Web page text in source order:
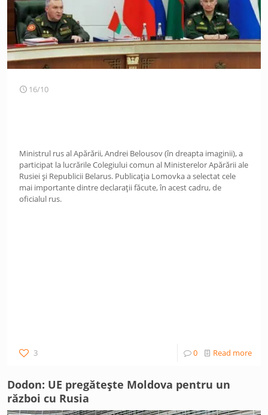
16/10
Ministrul rus al Apărării, Andrei Belousov (în dreapta imaginii), a
participat la lucrările Colegiului comun al Ministerelor Apărării ale
Rusiei și Republicii Belarus. Publicația Lomovka a selectat cele
mai importante dintre declarații făcute, în acest cadru, de
oficialul rus.
3 0 Read more
Dodon: UE pregătește Moldova pentru un
război cu Rusia